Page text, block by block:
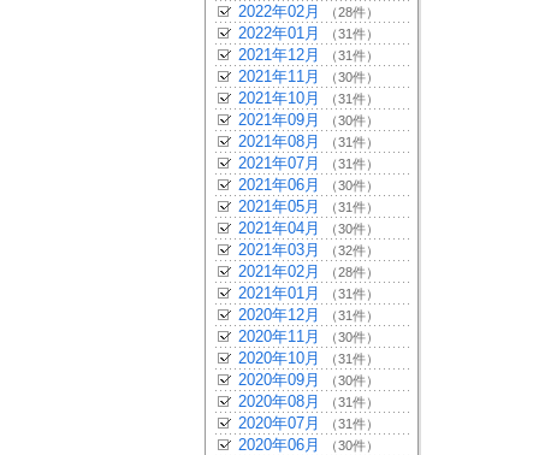
2022年02月 （28件）
2022年01月 （31件）
2021年12月 （31件）
2021年11月 （30件）
2021年10月 （31件）
2021年09月 （30件）
2021年08月 （31件）
2021年07月 （31件）
2021年06月 （30件）
2021年05月 （31件）
2021年04月 （30件）
2021年03月 （32件）
2021年02月 （28件）
2021年01月 （31件）
2020年12月 （31件）
2020年11月 （30件）
2020年10月 （31件）
2020年09月 （30件）
2020年08月 （31件）
2020年07月 （31件）
2020年06月 （30件）